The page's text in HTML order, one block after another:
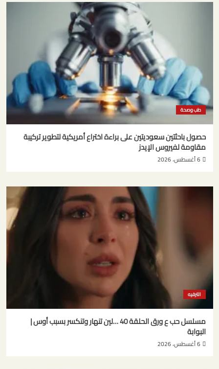
طب وصحة
حصول باحثتين سعوديتين على براءة اختراع أمريكية لتطوير تركيبة
مقاومة لفيروس الإيدز
6 أغسطس، 2026
الترفيه
مسلسل حب ع ورق الحلقة 40 …لين تنهار وتنكسر بسبب أوس |
البوابة
6 أغسطس، 2026